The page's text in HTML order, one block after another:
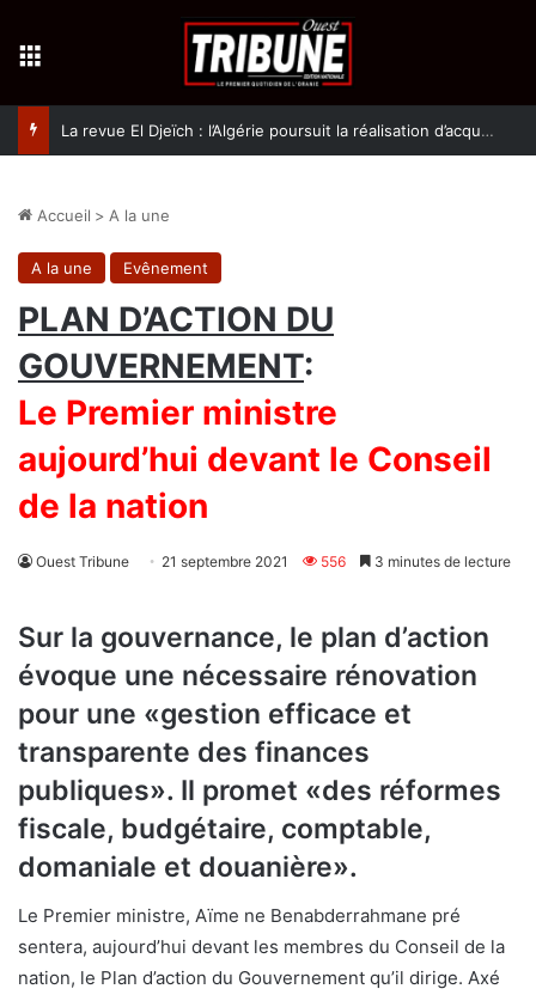
La revue El Djeïch : l’Algérie poursuit la réalisation d’acquis qualitatifs et historiques dans un climat de sécurité et de stabilité
Accueil > A la une
A la une Evênement
PLAN D’ACTION DU
GOUVERNEMENT:
Le Premier ministre
aujourd’hui devant le Conseil
de la nation
Ouest Tribune 21 septembre 2021 556 3 minutes de lecture
Sur la gouvernance, le plan d’action
évoque une nécessaire rénovation
pour une «gestion efficace et
transparente des finances
publiques». Il promet «des réformes
fiscale, budgétaire, comptable,
domaniale et douanière».
Le Premier ministre, Aïme ne Benabderrahmane pré
sentera, aujourd’hui devant les membres du Conseil de la
nation, le Plan d’action du Gouvernement qu’il dirige. Axé